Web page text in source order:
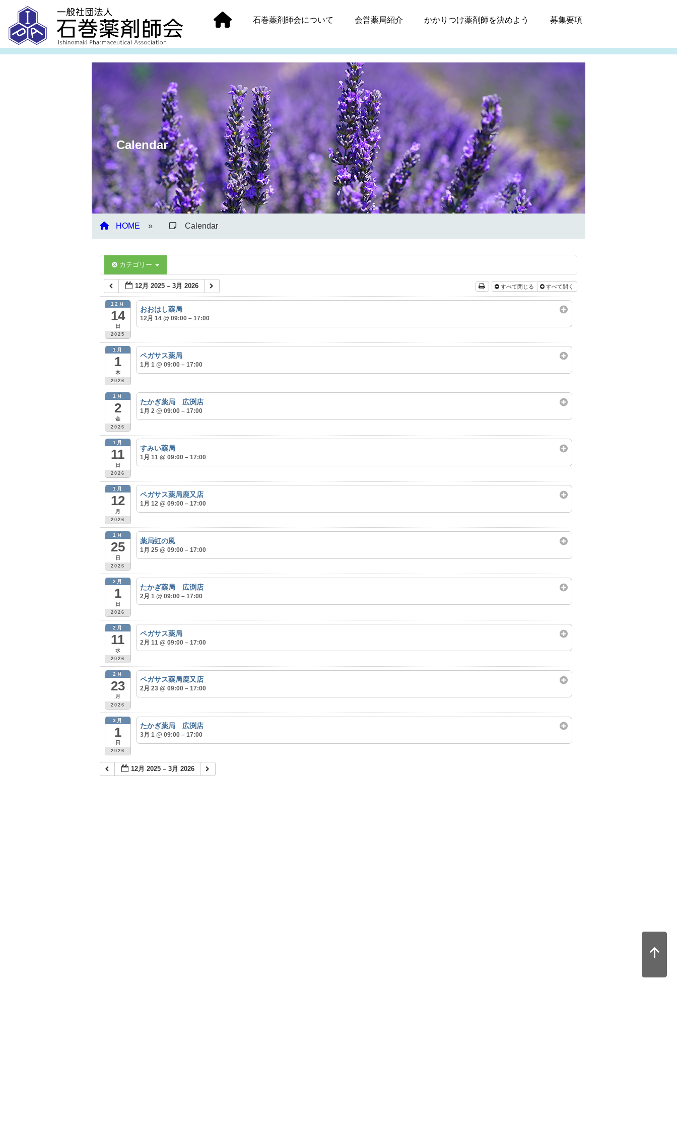
石巻薬剤師会について 会営薬局紹介 かかりつけ薬剤師を決めよう 募集要項
Calendar
HOME Calendar
カテゴリー
12月 2025 – 3月 2026 すべて閉じる すべて開く
12月
14
日
2025
おおはし薬局
12月 14 @ 09:00 – 17:00
1月
1
木
2026
ペガサス薬局
1月 1 @ 09:00 – 17:00
1月
2
金
2026
たかぎ薬局 広渕店
1月 2 @ 09:00 – 17:00
1月
11
日
2026
すみい薬局
1月 11 @ 09:00 – 17:00
1月
12
月
2026
ペガサス薬局鹿又店
1月 12 @ 09:00 – 17:00
1月
25
日
2026
薬局虹の風
1月 25 @ 09:00 – 17:00
2月
1
日
2026
たかぎ薬局 広渕店
2月 1 @ 09:00 – 17:00
2月
11
水
2026
ペガサス薬局
2月 11 @ 09:00 – 17:00
2月
23
月
2026
ペガサス薬局鹿又店
2月 23 @ 09:00 – 17:00
3月
1
日
2026
たかぎ薬局 広渕店
3月 1 @ 09:00 – 17:00
12月 2025 – 3月 2026